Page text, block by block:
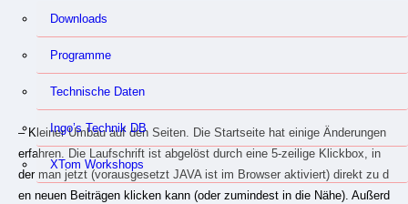
Downloads
Programme
Technische Daten
Ingo’s Technik DB
XTom Workshops
– Kleiner Umbau auf den Seiten. Die Startseite hat einige Änderungen
erfahren. Die Laufschrift ist abgelöst durch eine 5-zeilige Klickbox, in
der man jetzt (vorausgesetzt JAVA ist im Browser aktiviert) direkt zu d
en neuen Beiträgen klicken kann (oder zumindest in die Nähe). Außerd